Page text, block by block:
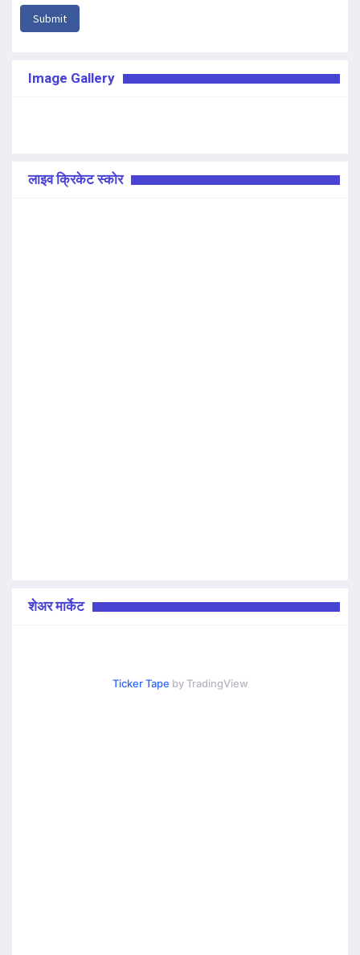
Submit
Image Gallery
लाइव क्रिकेट स्कोर
शेअर मार्केट
Ticker Tape by TradingView